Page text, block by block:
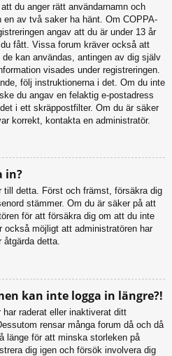
du anger rätt användarnamn och
en av två saker ha hänt. Om COPPA-
angav att du är under 13 år
fått. Vissa forum kräver också att
kan användas, antingen av dig själv
visades under registreringen.
följ instruktionerna i det. Om du inte
du angav en felaktig e-postadress
i ett skräppostfilter. Om du är säker
korrekt, kontakta en administratör.
in?
till detta. Först och främst, försäkra dig
stämmer. Om du är säker på att
för att försäkra dig om att du inte
också möjligt att administratören har
åtgärda detta.
kan inte logga in längre?!
raderat eller inaktiverat ditt
rensar många forum då och då
länge för att minska storleken på
dig igen och försök involvera dig